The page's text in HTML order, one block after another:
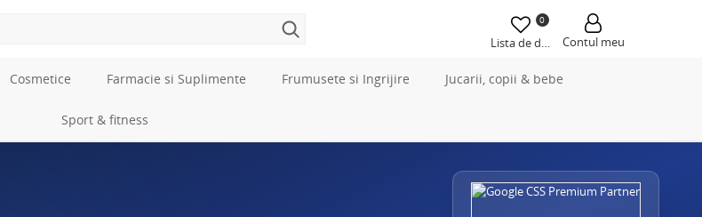
0
Lista de dorințeContul meu
Cosmetice Farmacie si Suplimente Frumusete si Ingrijire Jucarii, copii & bebe
Sport & fitness